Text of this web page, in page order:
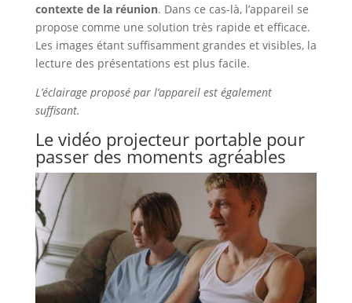
contexte de la réunion. Dans ce cas-là, l’appareil se
propose comme une solution très rapide et efficace.
Les images étant suffisamment grandes et visibles, la
lecture des présentations est plus facile.
L’éclairage proposé par l’appareil est également
suffisant.
Le vidéo projecteur portable pour
passer des moments agréables